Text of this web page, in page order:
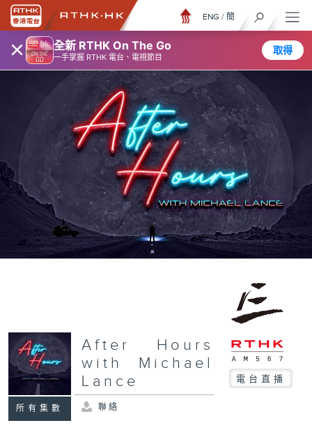
× 全新 RTHK On The Go
一手掌握 RTHK 電台、電視節目
取得
ENG / 簡
所有集數
After Hours
with Michael
Lance
電台直播
聯絡